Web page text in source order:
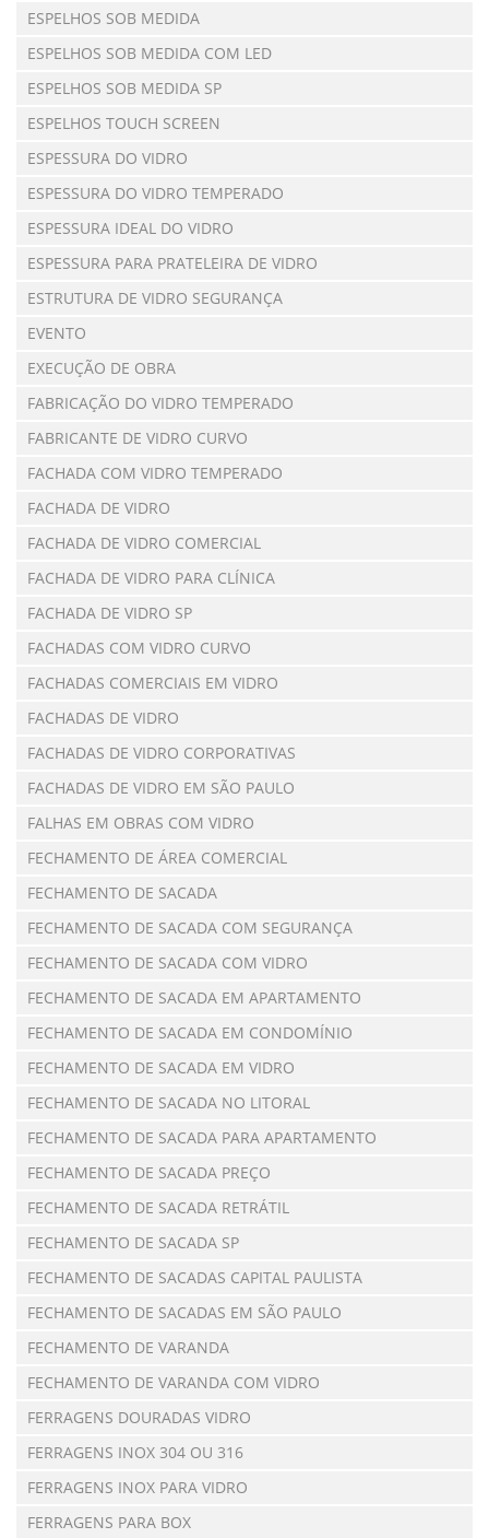
ESPELHOS SOB MEDIDA
ESPELHOS SOB MEDIDA COM LED
ESPELHOS SOB MEDIDA SP
ESPELHOS TOUCH SCREEN
ESPESSURA DO VIDRO
ESPESSURA DO VIDRO TEMPERADO
ESPESSURA IDEAL DO VIDRO
ESPESSURA PARA PRATELEIRA DE VIDRO
ESTRUTURA DE VIDRO SEGURANÇA
EVENTO
EXECUÇÃO DE OBRA
FABRICAÇÃO DO VIDRO TEMPERADO
FABRICANTE DE VIDRO CURVO
FACHADA COM VIDRO TEMPERADO
FACHADA DE VIDRO
FACHADA DE VIDRO COMERCIAL
FACHADA DE VIDRO PARA CLÍNICA
FACHADA DE VIDRO SP
FACHADAS COM VIDRO CURVO
FACHADAS COMERCIAIS EM VIDRO
FACHADAS DE VIDRO
FACHADAS DE VIDRO CORPORATIVAS
FACHADAS DE VIDRO EM SÃO PAULO
FALHAS EM OBRAS COM VIDRO
FECHAMENTO DE ÁREA COMERCIAL
FECHAMENTO DE SACADA
FECHAMENTO DE SACADA COM SEGURANÇA
FECHAMENTO DE SACADA COM VIDRO
FECHAMENTO DE SACADA EM APARTAMENTO
FECHAMENTO DE SACADA EM CONDOMÍNIO
FECHAMENTO DE SACADA EM VIDRO
FECHAMENTO DE SACADA NO LITORAL
FECHAMENTO DE SACADA PARA APARTAMENTO
FECHAMENTO DE SACADA PREÇO
FECHAMENTO DE SACADA RETRÁTIL
FECHAMENTO DE SACADA SP
FECHAMENTO DE SACADAS CAPITAL PAULISTA
FECHAMENTO DE SACADAS EM SÃO PAULO
FECHAMENTO DE VARANDA
FECHAMENTO DE VARANDA COM VIDRO
FERRAGENS DOURADAS VIDRO
FERRAGENS INOX 304 OU 316
FERRAGENS INOX PARA VIDRO
FERRAGENS PARA BOX